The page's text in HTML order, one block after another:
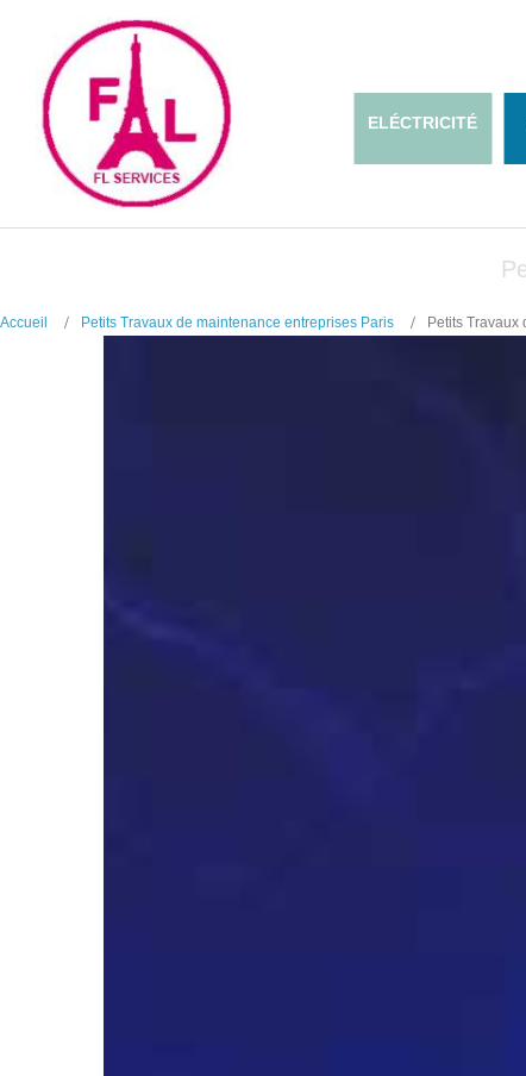
ELÉCTRICITÉ
Accueil Petits Travaux de maintenance entreprises Paris Petits Travaux